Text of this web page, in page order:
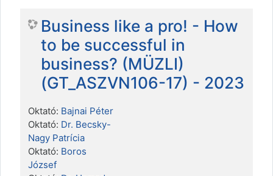
Business like a pro! - How
to be successful in
business? (MÜZLI)
(GT_ASZVN106-17) - 2023
Oktató: Bajnai Péter
Oktató: Dr. Becsky-
Nagy Patrícia
Oktató: Boros
József